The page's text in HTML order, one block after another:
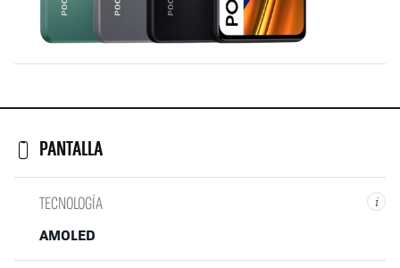
PANTALLA
i
TECNOLOGÍA
AMOLED